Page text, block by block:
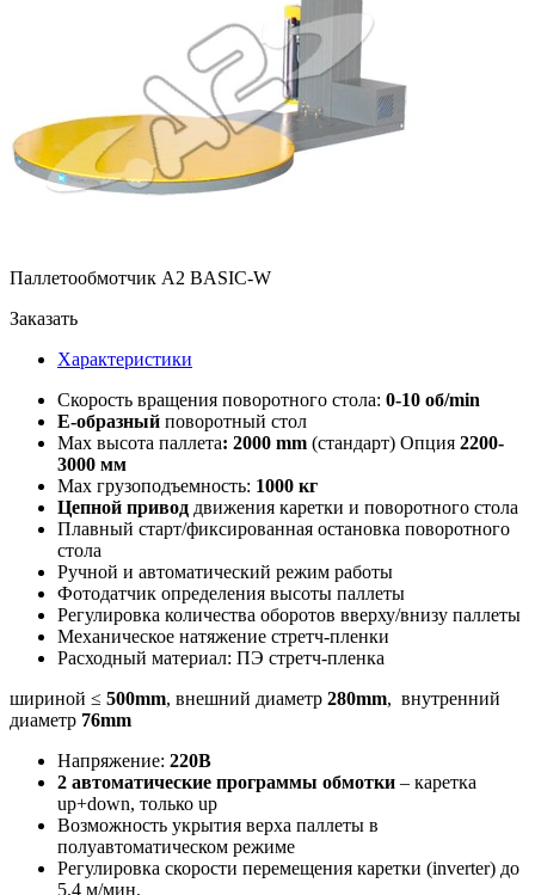
Паллетообмотчик A2 BASIC-W
Заказать
Характеристики
Скорость вращения поворотного стола: 0-10 об/min
Е-образный поворотный стол
Max высота паллета: 2000 mm (стандарт) Опция 2200-
3000 мм
Max грузоподъемность: 1000 кг
Цепной привод движения каретки и поворотного стола
Плавный старт/фиксированная остановка поворотного
стола
Ручной и автоматический режим работы
Фотодатчик определения высоты паллеты
Регулировка количества оборотов вверху/внизу паллеты
Механическое натяжение стретч-пленки
Расходный материал: ПЭ стретч-пленка
шириной ≤ 500mm, внешний диаметр 280mm, внутренний
диаметр 76mm
Напряжение: 220В
2 автоматические программы обмотки – каретка
up+down, только up
Возможность укрытия верха паллеты в
полуавтоматическом режиме
Регулировка скорости перемещения каретки (inverter) до
5,4 м/мин.